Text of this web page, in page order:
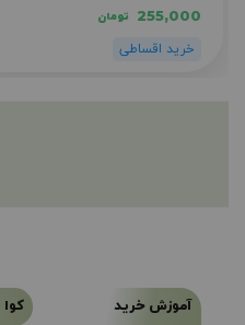
255,000 تومان
آموزش خرید
کوا 9